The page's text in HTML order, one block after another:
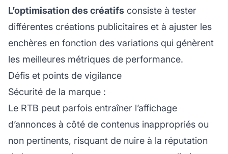
L’optimisation des créatifs consiste à tester
différentes créations publicitaires et à ajuster les
enchères en fonction des variations qui génèrent
les meilleures métriques de performance.
Défis et points de vigilance
Sécurité de la marque :
Le RTB peut parfois entraîner l’affichage
d’annonces à côté de contenus inappropriés ou
non pertinents, risquant de nuire à la réputation